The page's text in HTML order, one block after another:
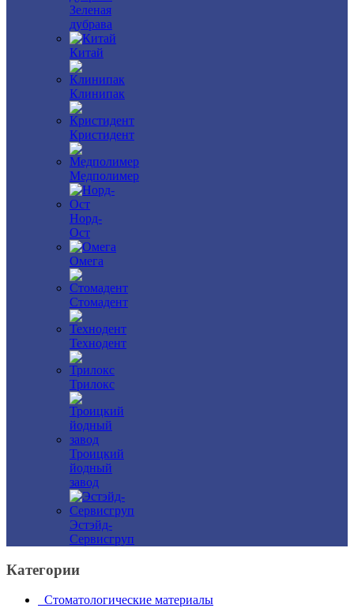
Зеленая
дубрава
Китай
Клинипак
Кристидент
Медполимер
Норд-
Ост
Омега
Стомадент
Технодент
Трилокс
Троицкий
йодный
завод
Эстэйд-
Сервисгруп
Категории
Стоматологические материалы